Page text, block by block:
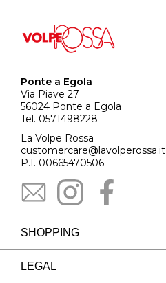
Ponte a Egola
Via Piave 27
56024 Ponte a Egola
Tel. 0571498228
La Volpe Rossa
customercare@lavolperossa.it
P.I. 00665470506
SHOPPING
LEGAL